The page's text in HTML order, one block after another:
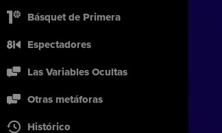
Básquet de Primera
Espectadores
Las Variables Ocultas
Otras metáforas
Histórico